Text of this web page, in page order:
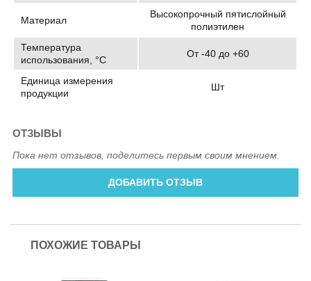
Материал
Высокопрочный пятислойный
полиэтилен
Температура
использования, °C
От -40 до +60
Единица измерения
продукции
Шт
ОТЗЫВЫ
Пока нет отзывов, поделитесь первым своим мнением.
ДОБАВИТЬ ОТЗЫВ
ПОХОЖИЕ ТОВАРЫ